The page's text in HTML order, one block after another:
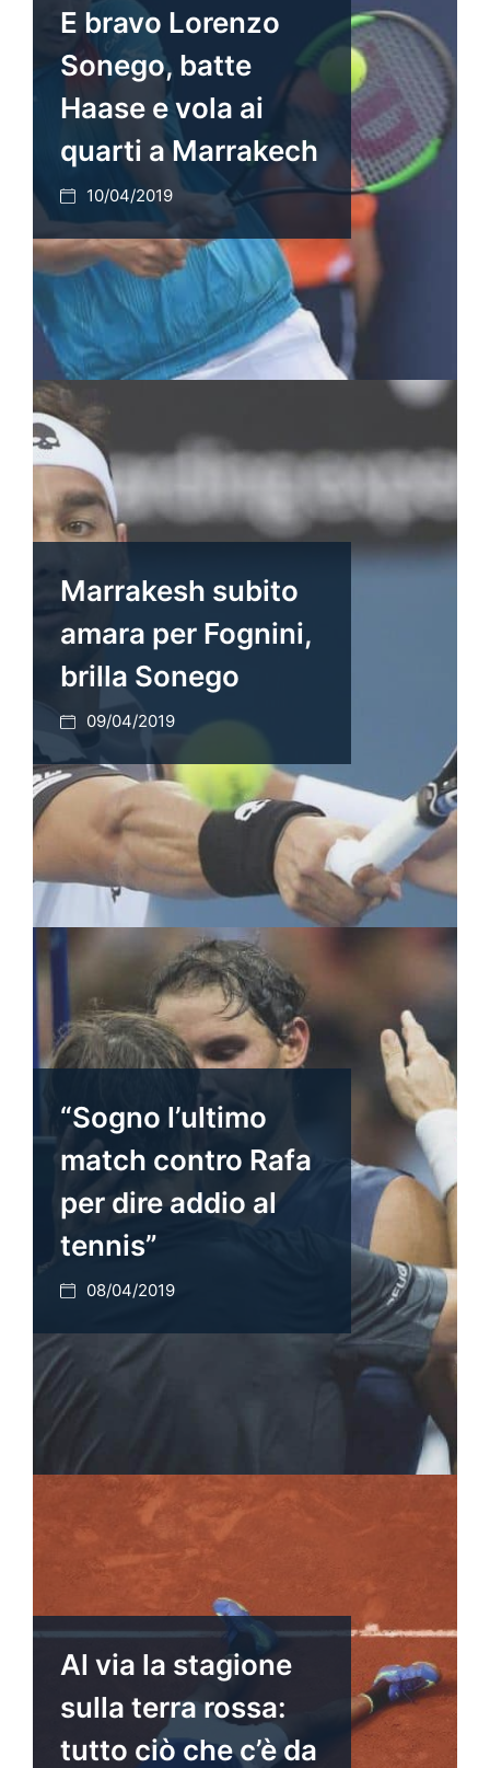
E bravo Lorenzo
Sonego, batte
Haase e vola ai
quarti a Marrakech
10/04/2019
Marrakesh subito
amara per Fognini,
brilla Sonego
09/04/2019
“Sogno l’ultimo
match contro Rafa
per dire addio al
tennis”
08/04/2019
Al via la stagione
sulla terra rossa:
tutto ciò che c’è da